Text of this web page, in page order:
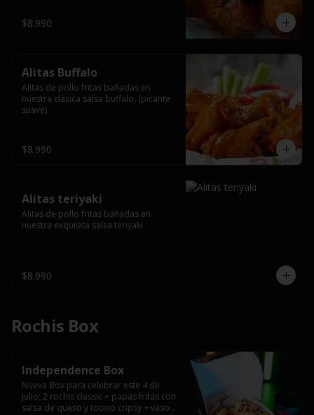
$8.990
Alitas Buffalo
Alitas de pollo fritas bañadas en
nuestra clásica salsa buffalo, (picante
suave).
$8.990
Alitas teriyaki
Alitas de pollo fritas bañadas en
nuestra exquisita salsa teriyaki
$8.990
Rochis Box
Independence Box
Nueva Box para celebrar este 4 de
julio; 2 rochis classic + papas fritas con
salsa de queso y tocino cripsy + vaso